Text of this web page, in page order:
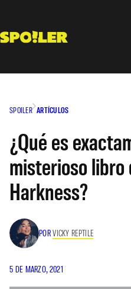
contenido
SPOILER ARTÍCULOS
¿Qué es
misterioso libro
Harkness?
PORVICKY REPTILE
5 DE MARZO, 2021